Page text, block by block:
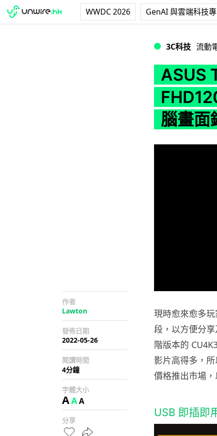
WWDC 2026 GenAI 與雲端科技
3C科技 流動
ASUS
腦畫
作者
Lawton
發佈日期
2022-05-26
閱讀時間
4分鐘
字體大小
AAA
分享
現時愈來愈多
段，以方便分
階版本的
影片高得多，
價格推出市場
USB 即插即